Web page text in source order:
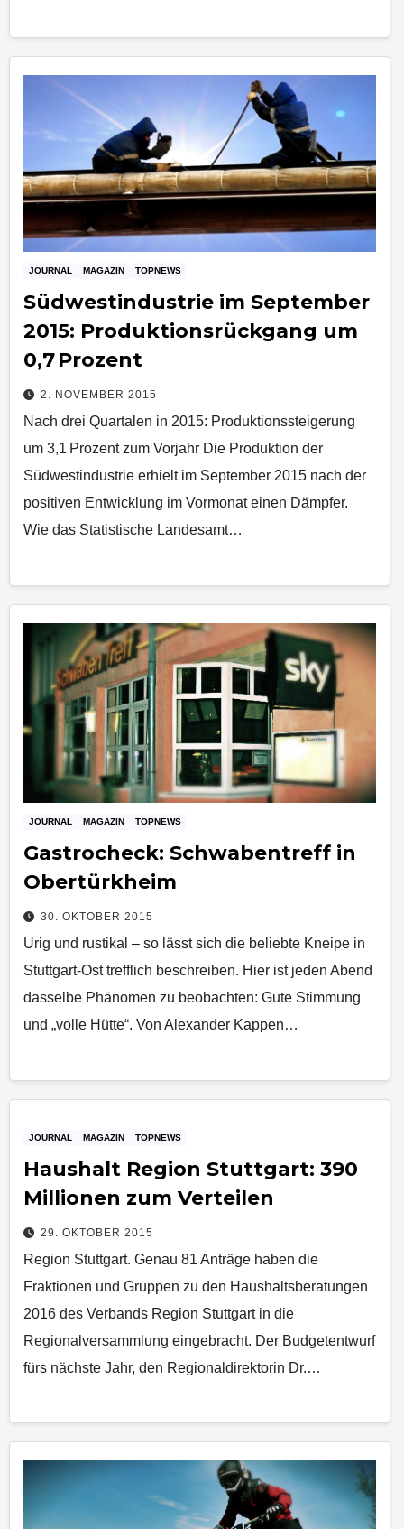
JOURNAL MAGAZIN TOPNEWS
Südwestindustrie im September
2015: Produktionsrückgang um
0,7 Prozent
2. NOVEMBER 2015
Nach drei Quartalen in 2015: Produktionssteigerung
um 3,1 Prozent zum Vorjahr Die Produktion der
Südwestindustrie erhielt im September 2015 nach der
positiven Entwicklung im Vormonat einen Dämpfer.
Wie das Statistische Landesamt…
JOURNAL MAGAZIN TOPNEWS
Gastrocheck: Schwabentreff in
Obertürkheim
30. OKTOBER 2015
Urig und rustikal – so lässt sich die beliebte Kneipe in
Stuttgart-Ost trefflich beschreiben. Hier ist jeden Abend
dasselbe Phänomen zu beobachten: Gute Stimmung
und „volle Hütte“. Von Alexander Kappen…
JOURNAL MAGAZIN TOPNEWS
Haushalt Region Stuttgart: 390
Millionen zum Verteilen
29. OKTOBER 2015
Region Stuttgart. Genau 81 Anträge haben die
Fraktionen und Gruppen zu den Haushaltsberatungen
2016 des Verbands Region Stuttgart in die
Regionalversammlung eingebracht. Der Budgetentwurf
fürs nächste Jahr, den Regionaldirektorin Dr.…